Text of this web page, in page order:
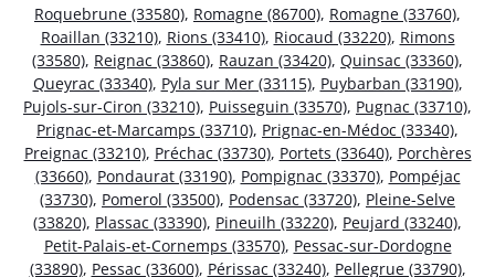
Roquebrune (33580), Romagne (86700), Romagne (33760),
Roaillan (33210), Rions (33410), Riocaud (33220), Rimons
(33580), Reignac (33860), Rauzan (33420), Quinsac (33360),
Queyrac (33340), Pyla sur Mer (33115), Puybarban (33190),
Pujols-sur-Ciron (33210), Puisseguin (33570), Pugnac (33710),
Prignac-et-Marcamps (33710), Prignac-en-Médoc (33340),
Preignac (33210), Préchac (33730), Portets (33640), Porchères
(33660), Pondaurat (33190), Pompignac (33370), Pompéjac
(33730), Pomerol (33500), Podensac (33720), Pleine-Selve
(33820), Plassac (33390), Pineuilh (33220), Peujard (33240),
Petit-Palais-et-Cornemps (33570), Pessac-sur-Dordogne
(33890), Pessac (33600), Périssac (33240), Pellegrue (33790),